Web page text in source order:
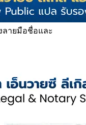
ลายมือชื่อและ